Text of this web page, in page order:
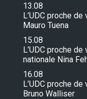
13.08
L’UDC proche
Mauro Tuena
15.08
L’UDC proche
nationale Nina
16.08
L’UDC proche
Bruno Walliser